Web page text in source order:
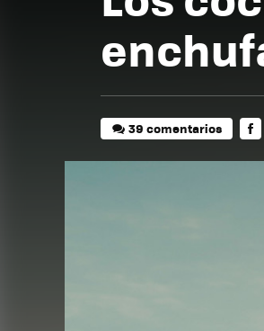
39 comentarios